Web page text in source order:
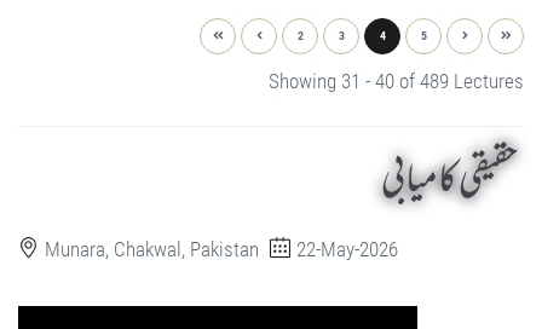
2 3 4 5
Showing 31 - 40 of 489 Lectures
حقیقی کامیابی
Munara, Chakwal, Pakistan 22-May-2026